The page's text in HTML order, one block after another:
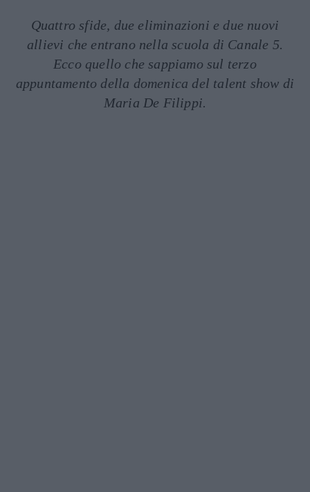
Quattro sfide, due eliminazioni e due nuovi
allievi che entrano nella scuola di Canale 5.
Ecco quello che sappiamo sul terzo
appuntamento della domenica del talent show di
Maria De Filippi.